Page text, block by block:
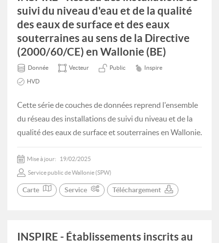
suivi du niveau d'eau et de la qualité
des eaux de surface et des eaux
souterraines au sens de la Directive
(2000/60/CE) en Wallonie (BE)
Donnée Vecteur Public Inspire
HVD
Cette série de couches de données reprend l'ensemble
du réseau des installations de suivi du niveau et de la
qualité des eaux de surface et souterraines en Wallonie.
Mise à jour: 19/02/2025
Service public de Wallonie (SPW)
Carte Service Téléchargement
INSPIRE - Établissements inscrits au